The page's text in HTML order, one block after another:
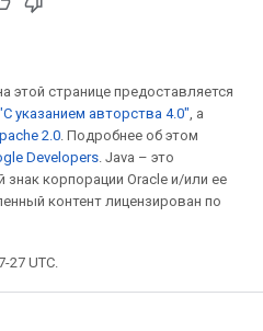
этой странице предоставляется
указанием авторства 4.0", а
2.0. Подробнее об этом
Developers. Java – это
корпорации Oracle и/или ее
контент лицензирован по
27 UTC.